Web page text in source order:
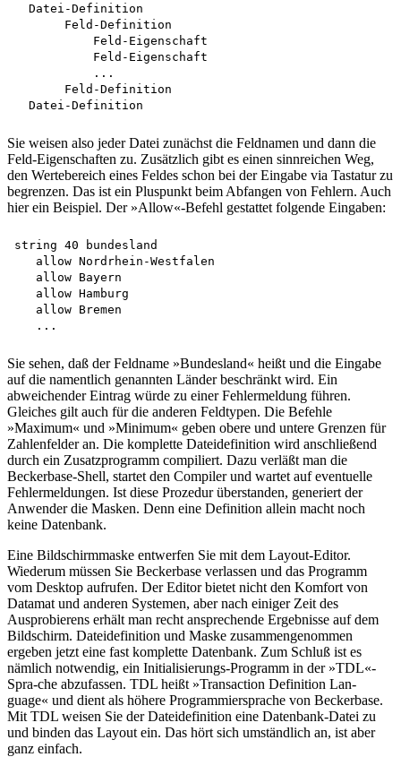
  Datei-Definition
       Feld-Definition
           Feld-Eigenschaft
           Feld-Eigenschaft
           ...
       Feld-Definition
Sie weisen also jeder Datei zunächst die Feldnamen und dann die
Feld-Eigenschaften zu. Zusätzlich gibt es einen sinnreichen Weg,
den Wertebereich eines Feldes schon bei der Eingabe via Tastatur zu
begrenzen. Das ist ein Pluspunkt beim Abfangen von Fehlern. Auch
hier ein Beispiel. Der »Allow«-Befehl gestattet folgende Eingaben:
string 40 bundesland
   allow Nordrhein-Westfalen
   allow Bayern
   allow Hamburg
   allow Bremen
Sie sehen, daß der Feldname »Bundesland« heißt und die Eingabe
auf die namentlich genannten Länder beschränkt wird. Ein
abweichender Eintrag würde zu einer Fehlermeldung führen.
Gleiches gilt auch für die anderen Feldtypen. Die Befehle
»Maximum« und »Minimum« geben obere und untere Grenzen für
Zahlenfelder an. Die komplette Dateidefinition wird anschließend
durch ein Zusatzprogramm compiliert. Dazu verläßt man die
Beckerbase-Shell, startet den Compiler und wartet auf eventuelle
Fehlermeldungen. Ist diese Prozedur überstanden, generiert der
Anwender die Masken. Denn eine Definition allein macht noch
keine Datenbank.
Eine Bildschirmmaske entwerfen Sie mit dem Layout-Editor.
Wiederum müssen Sie Beckerbase verlassen und das Programm
vom Desktop aufrufen. Der Editor bietet nicht den Komfort von
Datamat und anderen Systemen, aber nach einiger Zeit des
Ausprobierens erhält man recht ansprechende Ergebnisse auf dem
Bildschirm. Dateidefinition und Maske zusammengenommen
ergeben jetzt eine fast komplette Datenbank. Zum Schluß ist es
nämlich notwendig, ein Initialisierungs-Programm in der »TDL«-
Spra-che abzufassen. TDL heißt »Transaction Definition Lan-
guage« und dient als höhere Programmiersprache von Beckerbase.
Mit TDL weisen Sie der Dateidefinition eine Datenbank-Datei zu
und binden das Layout ein. Das hört sich umständlich an, ist aber
ganz einfach.